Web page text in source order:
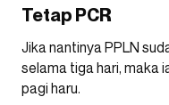
Tetap PCR
Jika nantinya PPLN
selama tiga hari, maka
pagi haru.